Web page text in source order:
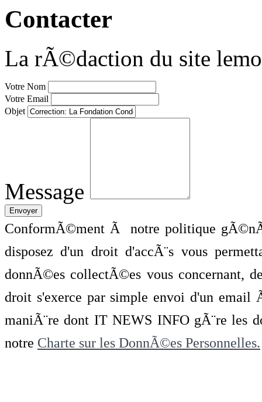
Contacter
La rÃ©daction du site
Votre Nom
Votre Email
Objet
Message
ConformÃ©ment Ã notre politique
disposez d'un droit d'accÃ¨s vous
donnÃ©es collectÃ©es vous concernant,
droit s'exerce par simple envoi d'un
maniÃ¨re dont IT NEWS INFO gÃ¨re les
notre Charte sur les DonnÃ©es Personnelles.